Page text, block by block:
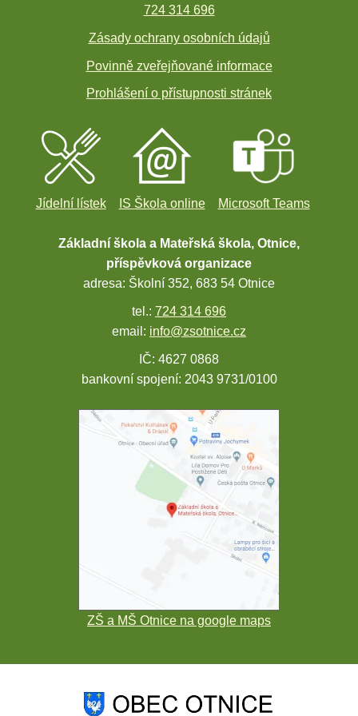
724 314 696
Zásady ochrany osobních údajů
Povinně zveřejňované informace
Prohlášení o přístupnosti stránek
Jídelní lístek IS Škola online Microsoft Teams
Základní škola a Mateřská škola, Otnice,
příspěvková organizace
adresa: Školní 352, 683 54 Otnice
tel.: 724 314 696
email: info@zsotnice.cz
IČ: 4627 0868
bankovní spojení: 2043 9731/0100
ZŠ a MŠ Otnice na google maps